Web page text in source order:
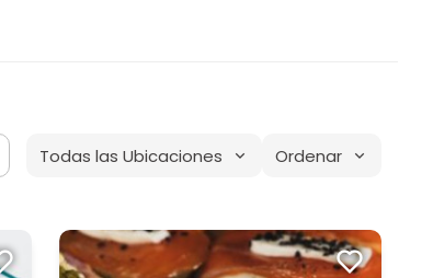
Todas las Ubicaciones Ordenar